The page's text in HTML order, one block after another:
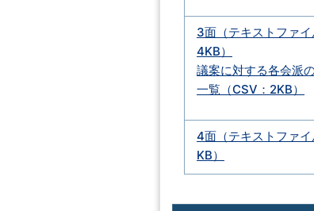
3面（テキストファイ
4KB）
議案に対する各会派
一覧（CSV：2KB）
4面（テキストファ
KB）